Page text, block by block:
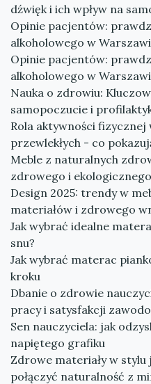
dźwięk i ich wpływ na
Opinie pacjentów:
alkoholowego w
Opinie pacjentów:
alkoholowego w
Nauka o zdrowiu:
samopoczucie i
Rola aktywności
przewlekłych - co
Meble z naturalnych
zdrowego i
Design 2025: trendy w
materiałów i zdrowego
Jak wybrać idealne
snu?
Jak wybrać materac
kroku
Dbanie o zdrowie
pracy i satysfakcji
Sen nauczyciela: jak
napiętego grafiku
Zdrowe materiały w
połączyć naturalność z